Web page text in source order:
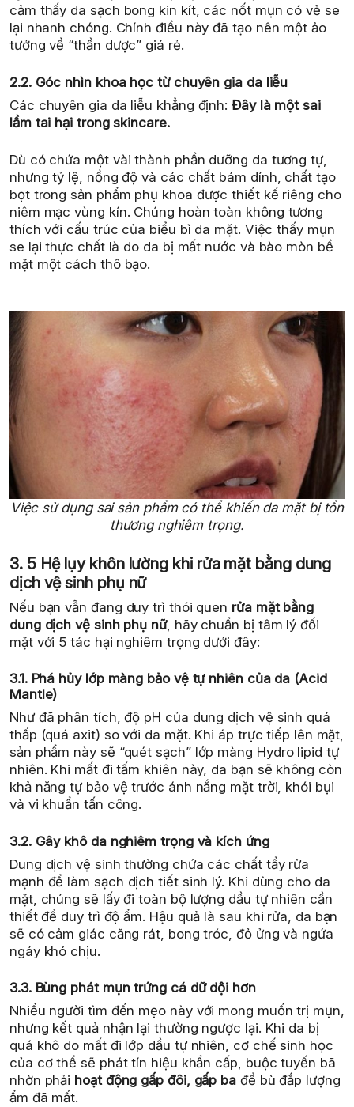
cảm thấy da sạch bong kin kít, các nốt mụn có vẻ se
lại nhanh chóng. Chính điều này đã tạo nên một ảo
tưởng về “thần dược” giá rẻ.
2.2. Góc nhìn khoa học từ chuyên gia da liễu
Các chuyên gia da liễu khẳng định:Đây là một sai
lầm tai hại trong skincare.
Dù có chứa một vài thành phần dưỡng da tương tự,
nhưng tỷ lệ, nồng độ và các chất bám dính, chất tạo
bọt trong sản phẩm phụ khoa được thiết kế riêng cho
niêm mạc vùng kín. Chúng hoàn toàn không tương
thích với cấu trúc của biểu bì da mặt. Việc thấy mụn
se lại thực chất là do da bị mất nước và bào mòn bề
mặt một cách thô bạo.
Việc sử dụng sai sản phẩm có thể khiến da mặt bị tổn
thương nghiêm trọng.
3. 5 Hệ lụy khôn lường khi rửa mặt bằng dung
dịch vệ sinh phụ nữ
Nếu bạn vẫn đang duy trì thói quen rửa mặt bằng
dung dịch vệ sinh phụ nữ, hãy chuẩn bị tâm lý đối
mặt với 5 tác hại nghiêm trọng dưới đây:
3.1. Phá hủy lớp màng bảo vệ tự nhiên của da (Acid
Mantle)
Như đã phân tích, độ pH của dung dịch vệ sinh quá
thấp (quá axit) so với da mặt. Khi áp trực tiếp lên mặt,
sản phẩm này sẽ “quét sạch” lớp màng Hydro lipid tự
nhiên. Khi mất đi tấm khiên này, da bạn sẽ không còn
khả năng tự bảo vệ trước ánh nắng mặt trời, khói bụi
và vi khuẩn tấn công.
3.2. Gây khô da nghiêm trọng và kích ứng
Dung dịch vệ sinh thường chứa các chất tẩy rửa
mạnh để làm sạch dịch tiết sinh lý. Khi dùng cho da
mặt, chúng sẽ lấy đi toàn bộ lượng dầu tự nhiên cần
thiết để duy trì độ ẩm. Hậu quả là sau khi rửa, da bạn
sẽ có cảm giác căng rát, bong tróc, đỏ ửng và ngứa
ngáy khó chịu.
3.3. Bùng phát mụn trứng cá dữ dội hơn
Nhiều người tìm đến mẹo này với mong muốn trị mụn,
nhưng kết quả nhận lại thường ngược lại. Khi da bị
quá khô do mất đi lớp dầu tự nhiên, cơ chế sinh học
của cơ thể sẽ phát tín hiệu khẩn cấp, buộc tuyến bã
nhờn phải hoạt động gấp đôi, gấp ba để bù đắp lượng
ẩm đã mất.